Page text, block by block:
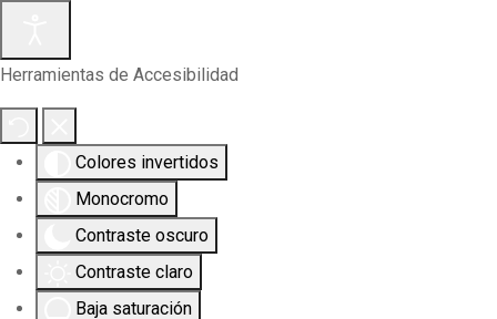
Herramientas de Accesibilidad
Colores invertidos
Monocromo
Contraste oscuro
Contraste claro
Baja saturación